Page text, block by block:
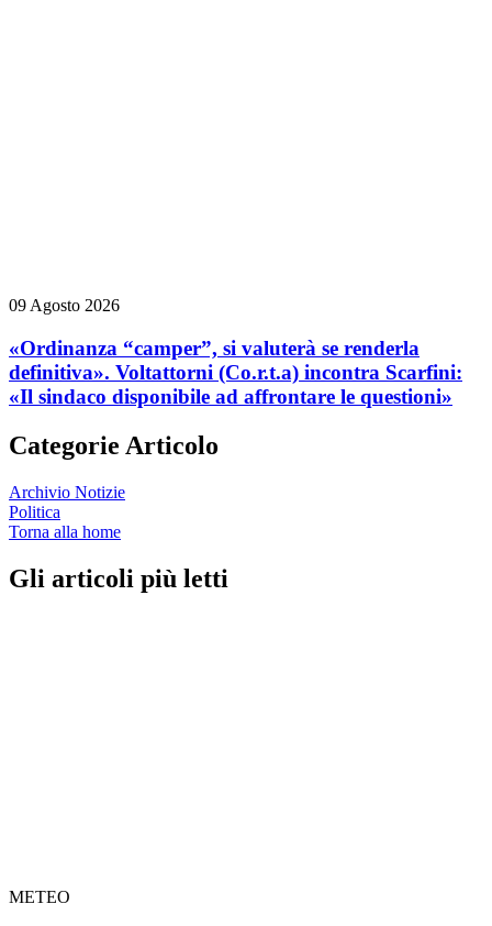
09 Agosto 2026
«Ordinanza “camper”, si valuterà se renderla
definitiva». Voltattorni (Co.r.t.a) incontra Scarfini:
«Il sindaco disponibile ad affrontare le questioni»
Categorie Articolo
Archivio Notizie
Politica
Torna alla home
Gli articoli più letti
METEO